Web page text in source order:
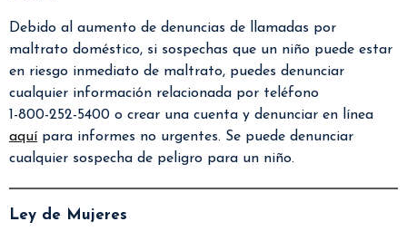
Debido al aumento de denuncias de llamadas por
maltrato doméstico, si sospechas que un niño puede estar
en riesgo inmediato de maltrato, puedes denunciar
cualquier información relacionada por teléfono
1-800-252-5400 o crear una cuenta y denunciar en línea
aquí para informes no urgentes. Se puede denunciar
cualquier sospecha de peligro para un niño.
Ley de Mujeres